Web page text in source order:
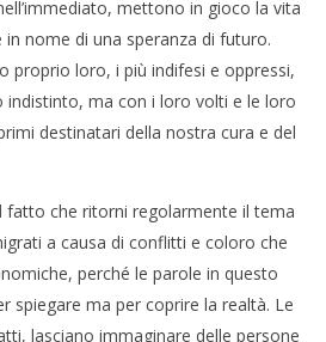
mettono in gioco la vita
nome di una speranza di futuro.
proprio loro, i più indifesi e oppressi,
indistinto, ma con i loro volti e le loro
destinatari della nostra cura e del
fatto che ritorni regolarmente il tema
a causa di conflitti e coloro che
perché le parole in questo
spiegare ma per coprire la realtà. Le
lasciano immaginare delle persone